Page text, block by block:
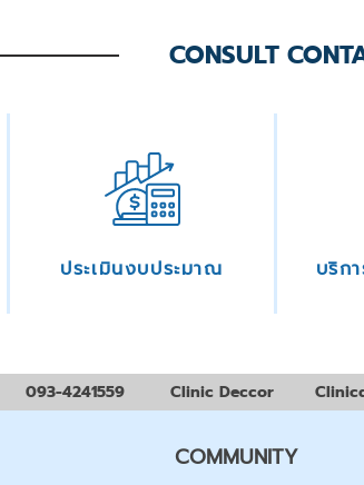
CONSULT
ประเมินงบประมาณ บริก
093-4241559 Clinic Deccor
COMMUNITY